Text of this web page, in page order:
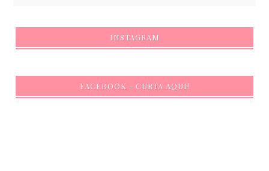
INSTAGRAM
FACEBOOK - CURTA AQUI!